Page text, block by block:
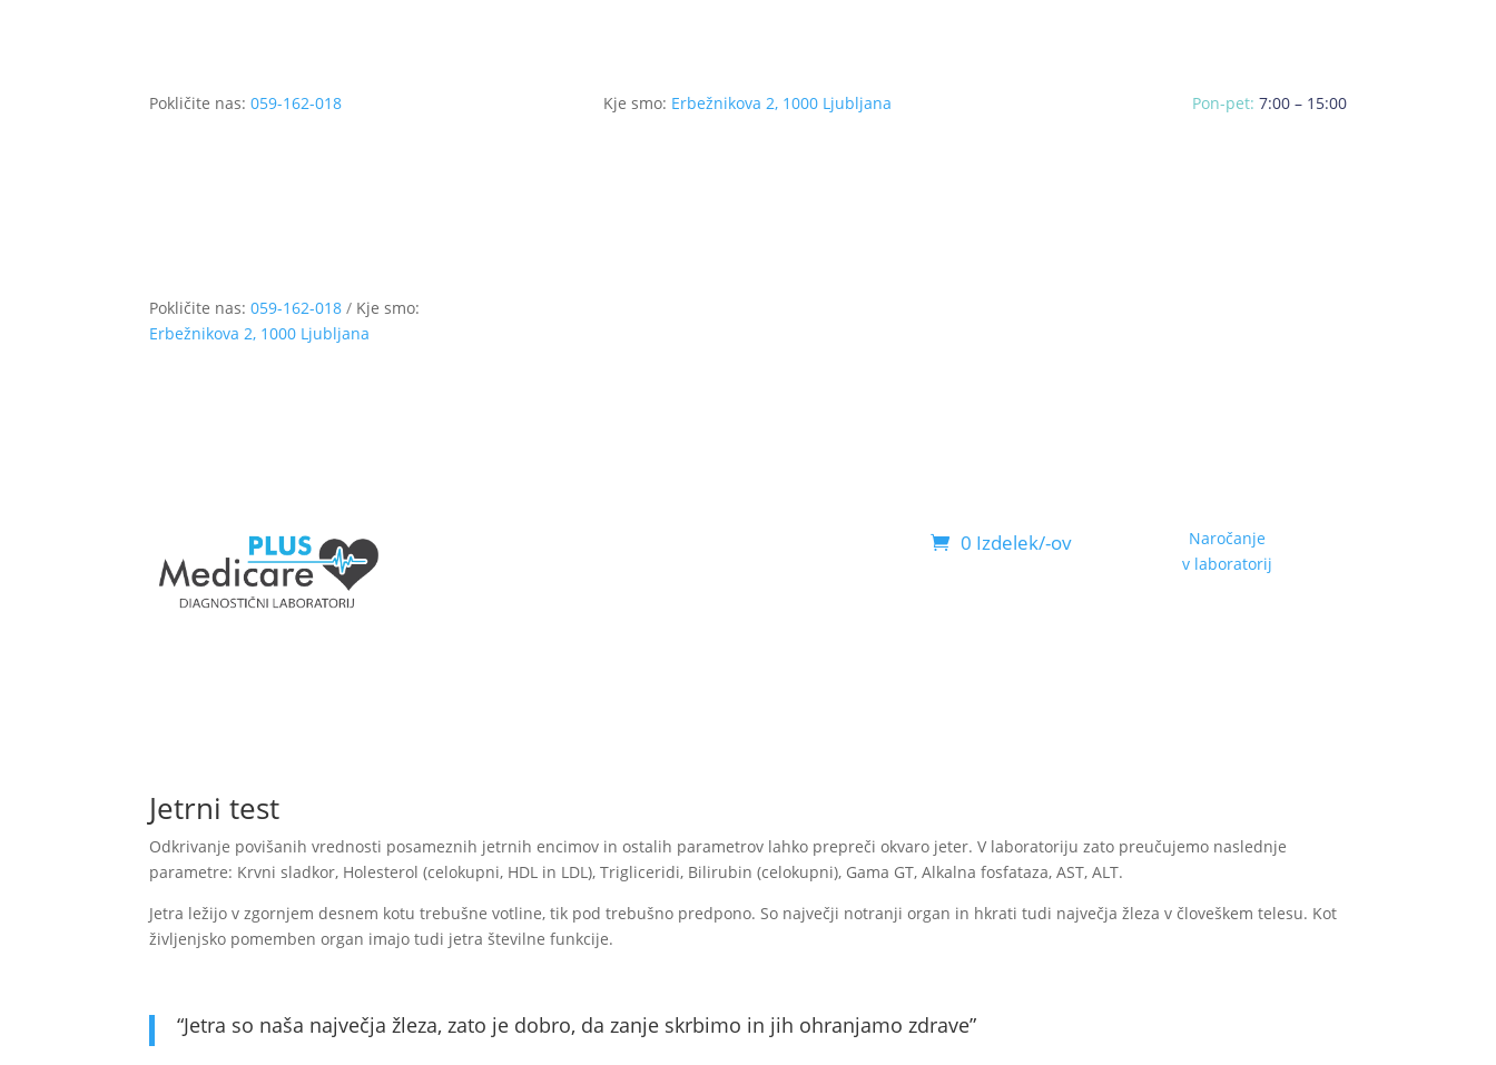
Pokličite nas:059-162-018 Kje smo: Erbežnikova 2, 1000 Ljubljana Pon-pet: 7:00 – 15:00
Pokličite nas:059-162-018 / Kje smo:
Erbežnikova 2, 1000 Ljubljana
0 Izdelek/-ov
Naročanje
v laboratorij
Jetrni test
Odkrivanje povišanih vrednosti posameznih jetrnih encimov in ostalih parametrov lahko prepreči okvaro jeter. V laboratoriju zato preučujemo naslednje
parametre: Krvni sladkor, Holesterol (celokupni, HDL in LDL), Trigliceridi, Bilirubin (celokupni), Gama GT, Alkalna fosfataza, AST, ALT.
Jetra ležijo v zgornjem desnem kotu trebušne votline, tik pod trebušno predpono. So največji notranji organ in hkrati tudi največja žleza v človeškem telesu. Kot
življenjsko pomemben organ imajo tudi jetra številne funkcije.
“Jetra so naša največja žleza, zato je dobro, da zanje skrbimo in jih ohranjamo zdrave”